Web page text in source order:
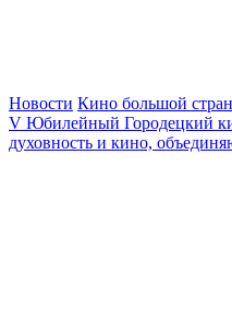
Новости Кино большой
V Юбилейный Городецкий
духовность и кино,